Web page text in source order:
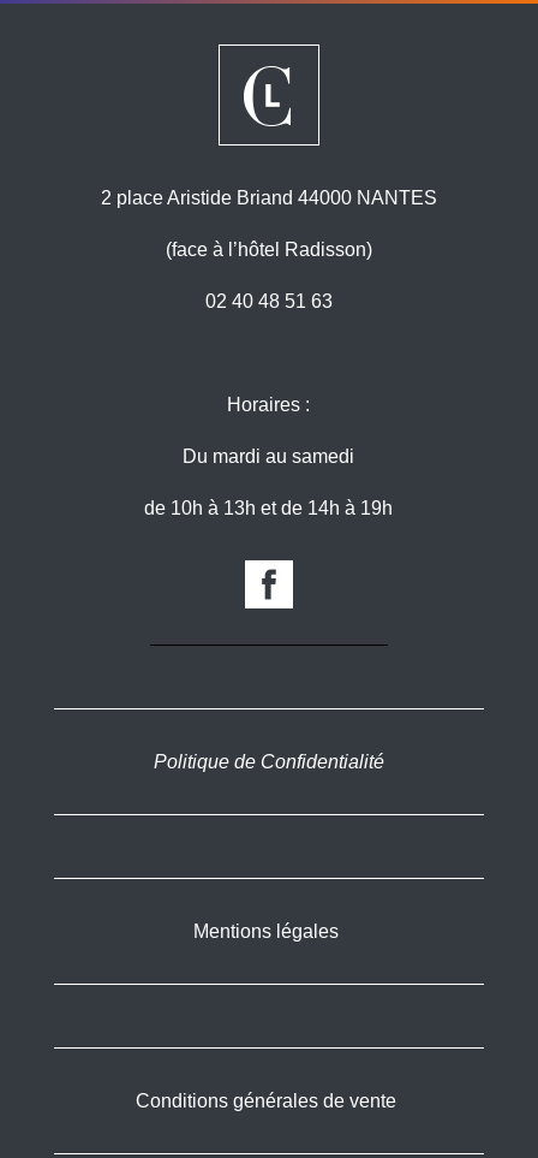
2 place Aristide Briand 44000 NANTES
(face à l’hôtel Radisson)
02 40 48 51 63
Horaires :
Du mardi au samedi
de 10h à 13h et de 14h à 19h
Politique de Confidentialité
Mentions légales
Conditions générales de vente